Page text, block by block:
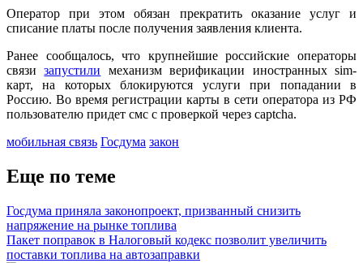
Оператор при этом обязан прекратить оказание услуг и
списание платы после получения заявления клиента.
Ранее сообщалось, что крупнейшие российские операторы
связизапустили механизм верификации иностранных sim-
карт, на которых блокируются услуги при попадании в
Россию. Во время регистрации карты в сети оператора из РФ
пользователю придет смс с проверкой через captcha.
мобильная связь Госдума закон
Еще по теме
Госдума приняла законопроект, призванный снизить
напряжение на рынке топлива
Пакет поправок в Налоговый кодекс позволит увеличить
поставки топлива на автозаправки